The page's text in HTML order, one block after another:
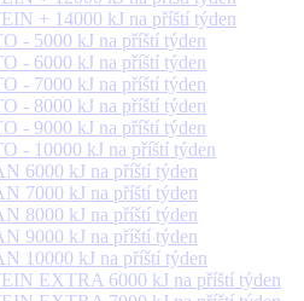
+ 14000 kJ na příští týden
- 5000 kJ na příští týden
- 6000 kJ na příští týden
- 7000 kJ na příští týden
- 8000 kJ na příští týden
- 9000 kJ na příští týden
- 10000 kJ na příští týden
6000 kJ na příští týden
7000 kJ na příští týden
8000 kJ na příští týden
9000 kJ na příští týden
10000 kJ na příští týden
EXTRA 6000 kJ na příští týden